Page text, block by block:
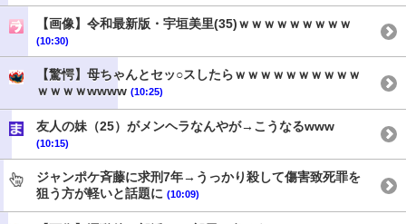
【画像】令和最新版・宇垣美里(35)ｗｗｗｗｗｗｗｗｗ
(10:30)
【驚愕】母ちゃんとセッ○スしたらｗｗｗｗｗｗｗｗｗｗ
ｗｗｗｗwwww (10:25)
友人の妹（25）がメンヘラなんやが→こうなるwww
(10:15)
ジャンポケ斉藤に求刑7年→うっかり殺して傷害致死罪を
狙う方が軽いと話題に (10:09)